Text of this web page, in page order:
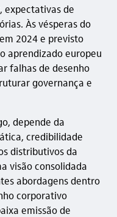
expectativas de
Às vésperas do
2024 e previsto
aprendizado europeu
falhas de desenho
governança e
depende da
credibilidade
distributivos da
visão consolidada
abordagens dentro
corporativo
emissão de